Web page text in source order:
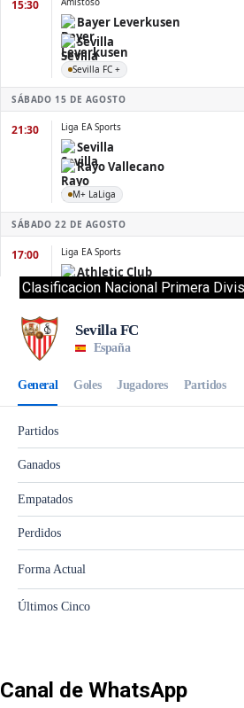
Clasificacion Nacional Primera
Canal de WhatsApp